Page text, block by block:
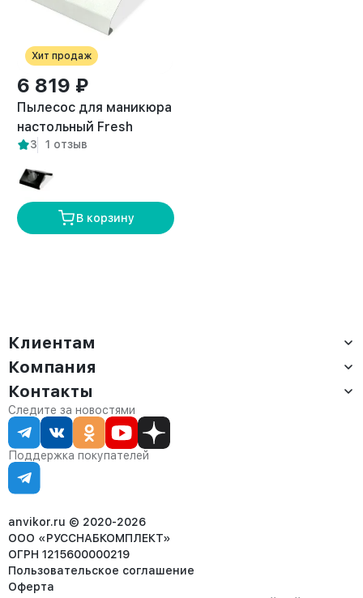
Хит продаж
6 819 ₽
Пылесос для маникюра
настольный Fresh
белый
3 1 отзыв
В корзину
Клиентам
Доставка
Оплата
Сервис
Статус заказа
Статьи
Компания
О компании
Контакты
Партнёрам
Контакты
Отдел продаж:
8 (800) 234-22-62
corp@anvikor.ru
Ежедневно, с 7:00-19:00 (МСК)
Отдел рекламации:
8 (953) 455-25-61
Следите за новостями
Поддержка покупателей
anvikor.ru © 2020-2026
ООО «РУССНАБКОМПЛЕКТ»
ОГРН 1215600000219
Пользовательское соглашение
Оферта